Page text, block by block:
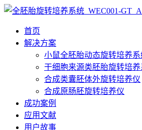
首页
解决方案
小鼠全胚胎动态旋转培养系
干细胞来源类胚胎旋转培
合成类囊胚体外旋转培养仪
合成原肠胚旋转培养仪
成功案例
应用文献
用户故事